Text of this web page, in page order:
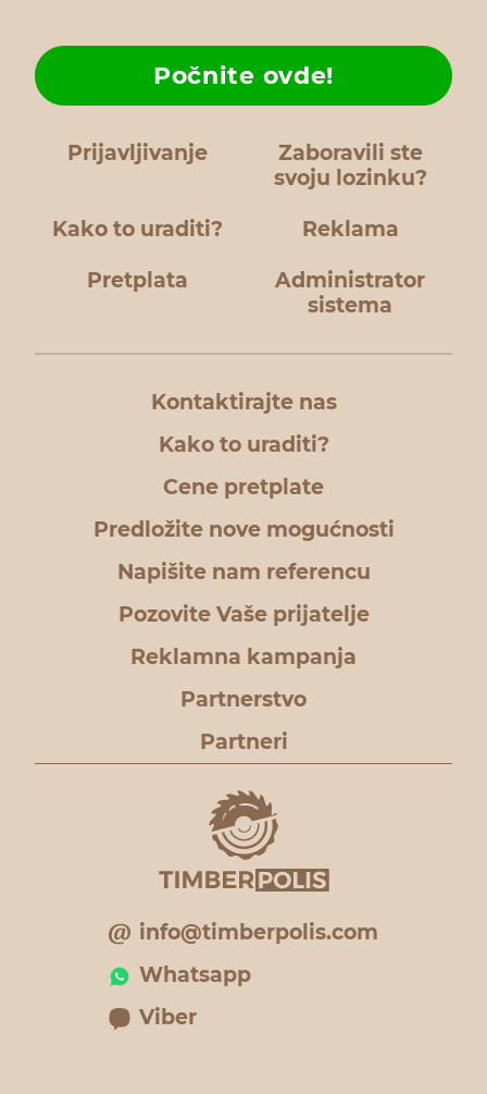
Prijavljivanje
Zaboravili ste
svoju lozinku?
Kako to uraditi?
Počnite ovde!
Reklama
Pretplata
Administrator
sistema
Kontaktirajte nas
Kako to uraditi?
Cene pretplate
Predložite nove mogućnosti
Napišite nam referencu
Pozovite Vaše prijatelje
Reklamna kampanja
Partnerstvo
Partneri
info@timberpolis.com
Whatsapp
Viber